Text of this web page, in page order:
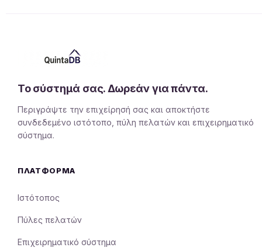
Το σύστημά σας. Δωρεάν για πάντα.
Περιγράψτε την επιχείρησή σας και αποκτήστε
συνδεδεμένο ιστότοπο, πύλη πελατών και επιχειρηματικό
σύστημα.
ΠΛΑΤΦΌΡΜΑ
Ιστότοπος
Πύλες πελατών
Επιχειρηματικό σύστημα